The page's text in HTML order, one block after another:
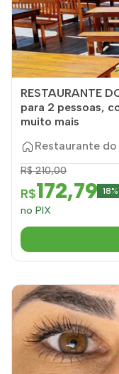
RESTAURANTE
para 2 pessoas,
muito mais
Restaurante do
R$ 210,00
R$172,79
no PIX